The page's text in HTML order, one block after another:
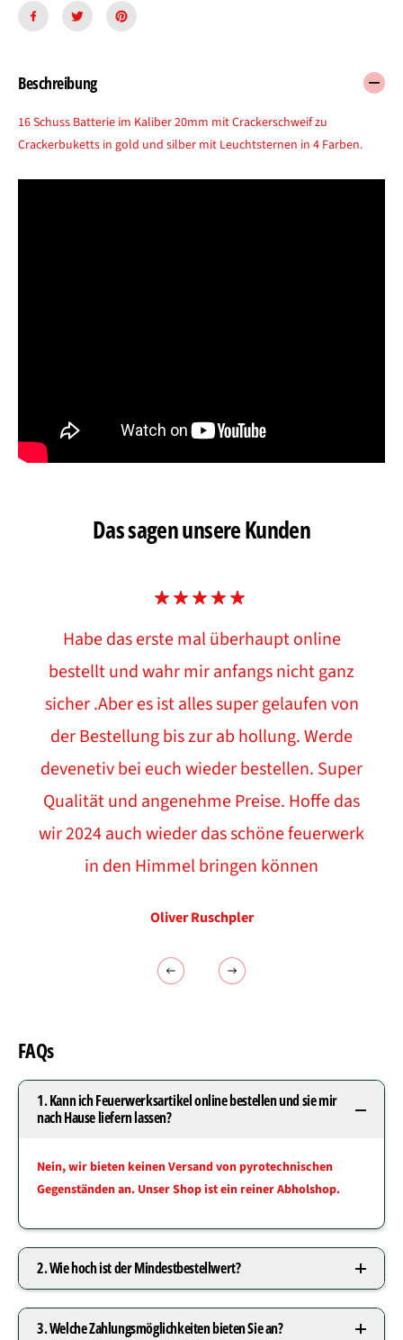
Beschreibung
16 Schuss Batterie im Kaliber 20mm mit Crackerschweif zu
Crackerbuketts in gold und silber mit Leuchtsternen in 4 Farben.
Das sagen unsere Kunden
Habe das erste mal überhaupt online
bestellt und wahr mir anfangs nicht ganz
sicher .Aber es ist alles super gelaufen von
der Bestellung bis zur ab hollung. Werde
devenetiv bei euch wieder bestellen. Super
Qualität und angenehme Preise. Hoffe das
wir 2024 auch wieder das schöne feuerwerk
in den Himmel bringen können
Oliver Ruschpler
FAQs
1. Kann ich Feuerwerksartikel online bestellen und sie mir
nach Hause liefern lassen?
Nein, wir bieten keinen Versand von pyrotechnischen
Gegenständen an. Unser Shop ist ein reiner Abholshop.
2. Wie hoch ist der Mindestbestellwert?
3. Welche Zahlungsmöglichkeiten bieten Sie an?